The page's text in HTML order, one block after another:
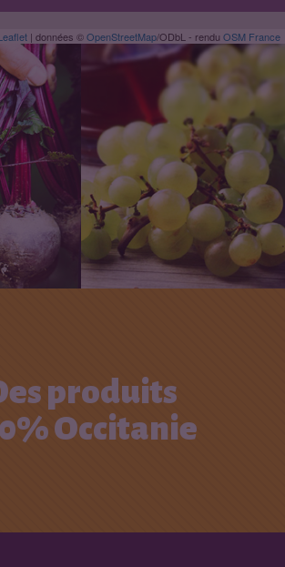
| données ©OpenStreetMap/ODbL - rendu OSM France
produits
Occitanie